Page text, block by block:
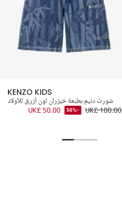
KENZO KIDS
شورت دنيم بطبعة خيزران لون أزرق للأولاد
UK£ 100.00
-50%
UK£ 50.00